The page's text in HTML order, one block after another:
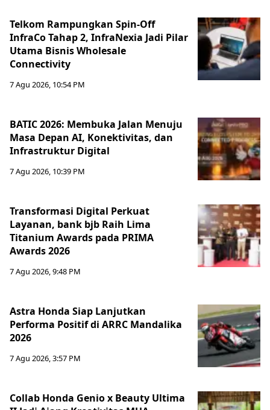
Telkom Rampungkan Spin-Off
InfraCo Tahap 2, InfraNexia Jadi Pilar
Utama Bisnis Wholesale
Connectivity
7 Agu 2026, 10:54 PM
BATIC 2026: Membuka Jalan Menuju
Masa Depan AI, Konektivitas, dan
Infrastruktur Digital
7 Agu 2026, 10:39 PM
Transformasi Digital Perkuat
Layanan, bank bjb Raih Lima
Titanium Awards pada PRIMA
Awards 2026
7 Agu 2026, 9:48 PM
Astra Honda Siap Lanjutkan
Performa Positif di ARRC Mandalika
2026
7 Agu 2026, 3:57 PM
Collab Honda Genio x Beauty Ultima